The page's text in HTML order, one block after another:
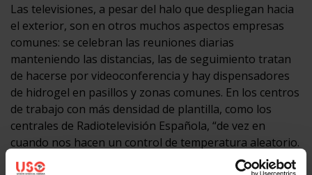
Las televisiones, a pesar del halo que despliegan hacia
el exterior, son en otros muchos aspectos empresas
comunes: se celebran las reuniones diarias
manteniendo las distancias, las de seguimiento tratan
de hacerse por videoconferencia y hay dispensadores
de hidrogel en pasillos y zonas comunes. En los centros
de trabajo con más densidad de plantilla, como los
centrales de Radiotelevisión Española, “de vez en
cuando nos hacen un control de temperatura aleatorio.
Más de 200 trabajadores han estado en cuarentena